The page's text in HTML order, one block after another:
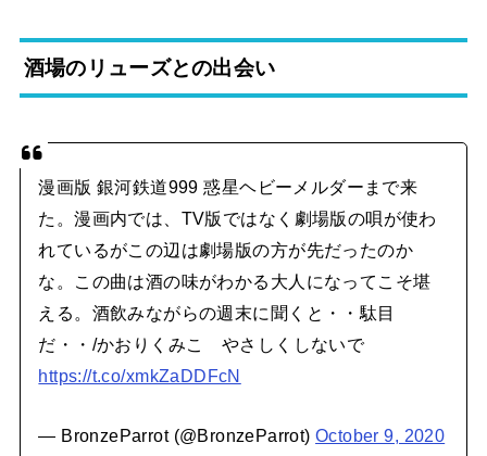
酒場のリューズとの出会い
漫画版 銀河鉄道999 惑星ヘビーメルダーまで来
た。漫画内では、TV版ではなく劇場版の唄が使わ
れているがこの辺は劇場版の方が先だったのか
な。この曲は酒の味がわかる大人になってこそ堪
える。酒飲みながらの週末に聞くと・・駄目
だ・・/かおりくみこ やさしくしないで
https://t.co/xmkZaDDFcN
— BronzeParrot (@BronzeParrot)October 9, 2020